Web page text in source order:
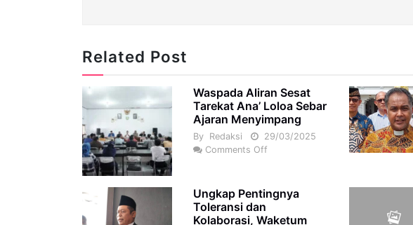
Related Post
Waspada Aliran Sesat
Tarekat Ana’ Loloa Sebar
Ajaran Menyimpang
By Redaksi
29/03/2025
Comments Off
Ungkap Pentingnya
Toleransi dan
Kolaborasi, Waketum